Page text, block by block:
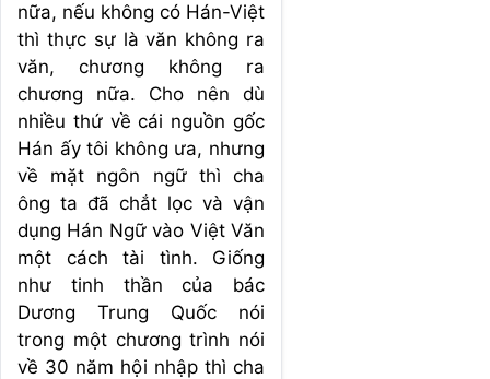
nữa, nếu không có Hán-Việt
thì thực sự là văn không ra
văn, chương không ra
chương nữa. Cho nên dù
nhiều thứ về cái nguồn gốc
Hán ấy tôi không ưa, nhưng
về mặt ngôn ngữ thì cha
ông ta đã chắt lọc và vận
dụng Hán Ngữ vào Việt Văn
một cách tài tình. Giống
như tinh thần của bác
Dương Trung Quốc nói
trong một chương trình nói
về 30 năm hội nhập thì cha